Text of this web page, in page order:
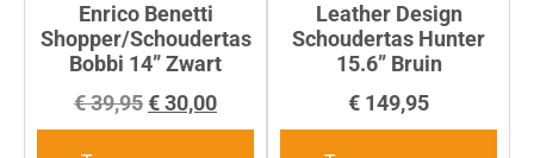
Enrico Benetti
Shopper/Schoudertas
Bobbi 14” Zwart
€39,95€30,00
Leather Design
Schoudertas Hunter
15.6” Bruin
€ 149,95